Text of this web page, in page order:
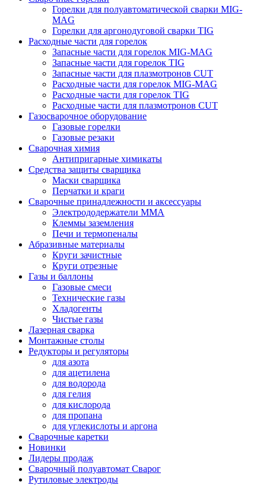
Горелки для полуавтоматической сварки MIG-
MAG
Горелки для аргонодуговой сварки TIG
Расходные части для горелок
Запасные части для горелок MIG-MAG
Запасные части для горелок TIG
Запасные части для плазмотронов CUT
Расходные части для горелок MIG-MAG
Расходные части для горелок TIG
Расходные части для плазмотронов CUT
Газосварочное оборудование
Газовые горелки
Газовые резаки
Сварочная химия
Антипригарные химикаты
Средства защиты сварщика
Маски сварщика
Перчатки и краги
Сварочные принадлежности и аксессуары
Электрододержатели MMA
Клеммы заземления
Печи и термопеналы
Абразивные материалы
Круги зачистные
Круги отрезные
Газы и баллоны
Газовые смеси
Технические газы
Хладогенты
Чистые газы
Лазерная сварка
Монтажные столы
Редукторы и регуляторы
для азота
для ацетилена
для водорода
для гелия
для кислорода
для пропана
для углекислоты и аргона
Сварочные каретки
Новинки
Лидеры продаж
Сварочный полуавтомат Сварог
Рутиловые электроды